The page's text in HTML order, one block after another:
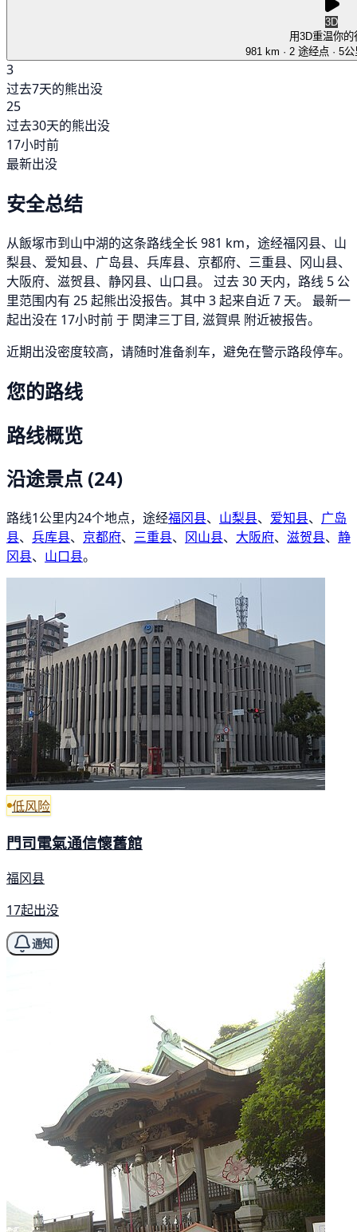
3D
用3D重温你的
981 km · 2 途经点 · 5
3
过去7天的熊出没
25
过去30天的熊出没
17小时前
最新出没
安全总结
从飯塚市到山中湖的这条路线全长 981 km，途经福冈县、山
梨县、爱知县、广岛县、兵库县、京都府、三重县、冈山县、
大阪府、滋贺县、静冈县、山口县。 过去 30 天内，路线 5 公
里范围内有 25 起熊出没报告。其中 3 起来自近 7 天。 最新一
起出没在 17小时前 于 関津三丁目, 滋賀県 附近被报告。
近期出没密度较高，请随时准备刹车，避免在警示路段停车。
您的路线
路线概览
沿途景点 (24)
路线1公里内24个地点，途经福冈县、 山梨县、 爱知县、 广岛
县、 兵库县、 京都府、 三重县、 冈山县、 大阪府、 滋贺县、 静
冈县、 山口县。
低风险
門司電氣通信懷舊館
福冈县
17起出没
通知